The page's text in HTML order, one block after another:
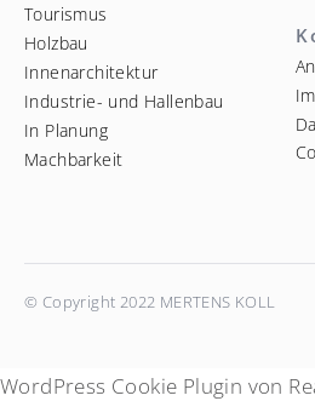
Tourismus
Holzbau
Innenarchitektur
Industrie- und Hallenbau
In Planung
Machbarkeit
© Copyright 2022 MERTENS KOLL
WordPress Cookie Plugin von